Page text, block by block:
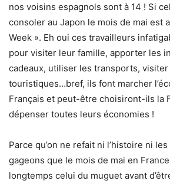
nos voisins espagnols sont à 14 ! Si
consoler au Japon le mois de mai est
Week ». Eh oui ces travailleurs
pour visiter leur famille, apporter les
cadeaux, utiliser les transports,
touristiques…bref, ils font marcher
Français et peut-être choisiront-ils la
dépenser toutes leurs économies !
Parce qu’on ne refait ni l’histoire ni
gageons que le mois de mai en
longtemps celui du muguet avant